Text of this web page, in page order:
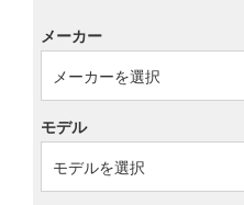
メーカー
モデル